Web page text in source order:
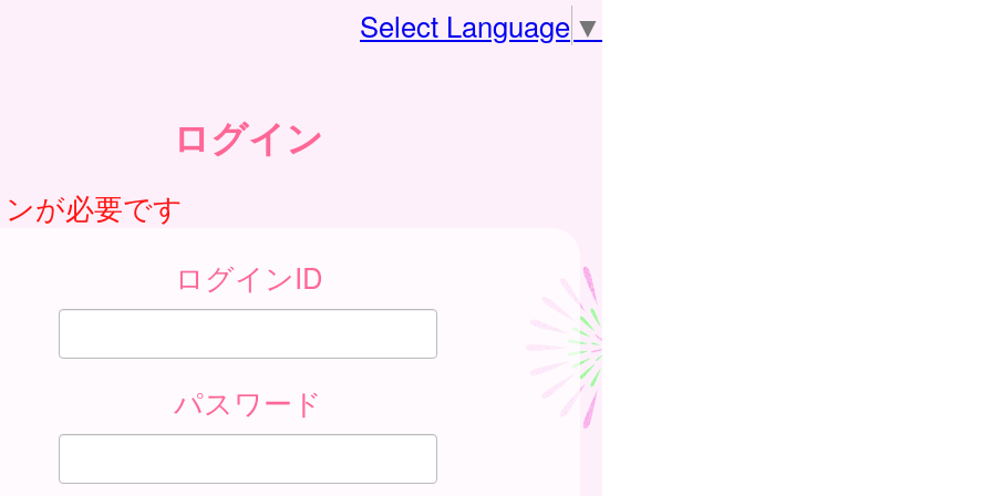
Select Language ▼
ログイン
が必要です
ログインID
パスワード